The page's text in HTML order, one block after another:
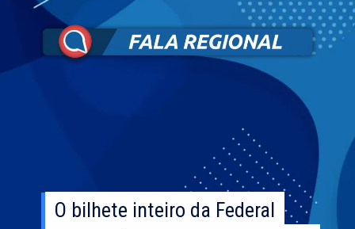
O bilhete inteiro da Federal
O bilhete inteiro da Federal